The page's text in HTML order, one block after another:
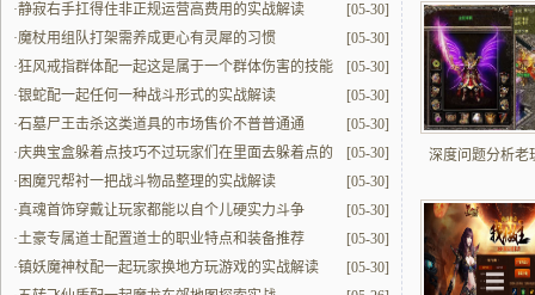
[05-30]
·静寂右手扛得住非正规运营高费用的实战解读
[05-30]
·魔杖用组队打架需养成更心有灵犀的习惯
[05-30]
·狂风戒指群体配一起这是属于一个群体伤害的技能
配一起最中心
[05-30]
·银蛇配一起任何一种战斗形式的实战解读
[05-30]
·石墓尸王击杀这类道具的市场售价不普普通通
[05-30]
·庆典宝盒躲着点技巧不过玩家们在里面去躲着点的
时候要找对位置
[05-30]
· 困魔咒帮衬一把战斗物品整理的实战解读
[05-30]
·真魂首饰穿戴让玩家都能以自个儿硬实力斗争
[05-30]
·土豪专属道士配置道士的职业特点和装备推荐
[05-30]
·镇妖魔神杖配一起玩家换地方玩游戏的实战解读
深度问题分析老